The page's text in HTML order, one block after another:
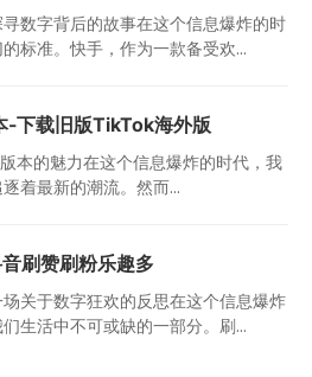
数字背后的故事在这个信息爆炸的时
标准。快手，作为一款备受欢...
下载旧版TikTok海外版
本的魅力在这个信息爆炸的时代，我
着最新的潮流。然而...
刷赞刷粉乐趣多
关于数字狂欢的反思在这个信息爆炸
生活中不可或缺的一部分。刷...